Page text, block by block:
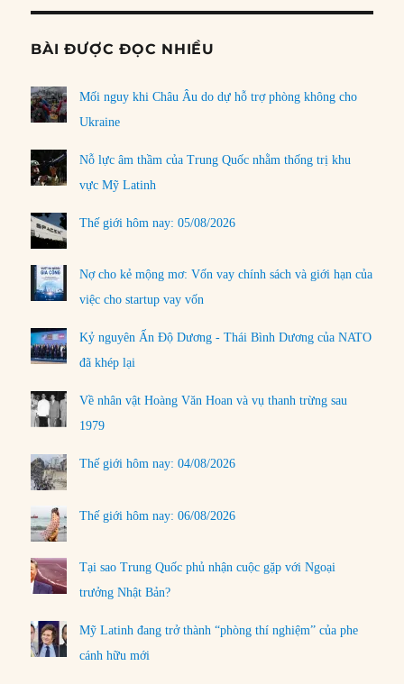
BÀI ĐƯỢC ĐỌC NHIỀU
Mối nguy khi Châu Âu do dự hỗ trợ phòng không cho
Ukraine
Nỗ lực âm thầm của Trung Quốc nhằm thống trị khu
vực Mỹ Latinh
Thế giới hôm nay: 05/08/2026
Nợ cho kẻ mộng mơ: Vốn vay chính sách và giới hạn của
việc cho startup vay vốn
Kỷ nguyên Ấn Độ Dương - Thái Bình Dương của NATO
đã khép lại
Về nhân vật Hoàng Văn Hoan và vụ thanh trừng sau
1979
Thế giới hôm nay: 04/08/2026
Thế giới hôm nay: 06/08/2026
Tại sao Trung Quốc phủ nhận cuộc gặp với Ngoại
trưởng Nhật Bản?
Mỹ Latinh đang trở thành “phòng thí nghiệm” của phe
cánh hữu mới